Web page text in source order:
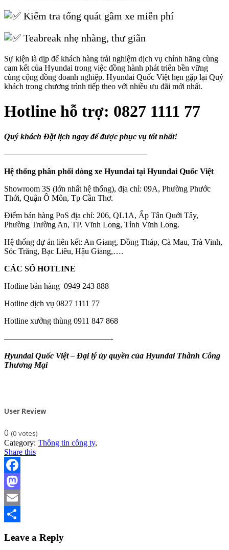
Kiểm tra tổng quát gầm xe miễn phí
Teabreak nhẹ nhàng, thư giãn
Sự kiện là dịp để khách hàng trải nghiệm dịch vụ chính hãng cùng
cam kết của Hyundai trong việc đồng hành phát triển bền vững
cùng cộng đồng doanh nghiệp. Hyundai Quốc Việt hẹn gặp lại Quý
khách trong chương trình tiếp theo với nhiều ưu đãi mới nhất.
Hotline hỗ trợ: 0827 1111 77
Quý khách Đặt lịch ngay để được phục vụ tốt nhất!
—————————————————–
Hệ thống phân phối dòng xe Hyundai tại Hyundai Quốc Việt
Showroom 3S (lớn nhất hệ thống), địa chỉ: 09A, Phường Phước
Thới, Quận Ô Môn, Tp Cần Thơ.
Điểm bán hàng PoS địa chỉ: 206, QL1A, Ấp Tân Quới Tây,
Phường Trường An, TP. Vĩnh Long, Tỉnh Vĩnh Long.
Hệ thống dự án liên kết: An Giang, Đồng Tháp, Cà Mau, Trà Vinh,
Sóc Trăng, Bạc Liêu, Hậu Giang,….
CÁC SỐ HOTLINE
Hotline bán hàng 0949 243 888
Hotline dịch vụ 0827 1111 77
Hotline xưởng thùng 0911 847 868
—————————————-
Hyundai Quốc Việt – Đại lý ủy quyền của Hyundai Thành Công
Thương Mại
User Review
0 (0 votes)
Category: Thông tin công ty,
Share this
Facebook
Mastodon
Email
Leave a Reply